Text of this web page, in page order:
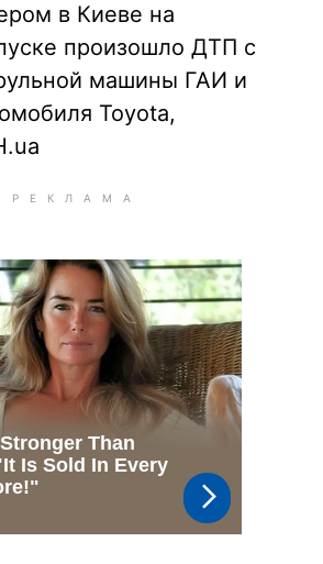
в Киеве на
произошло ДТП с
машины ГАИ и
Toyota,